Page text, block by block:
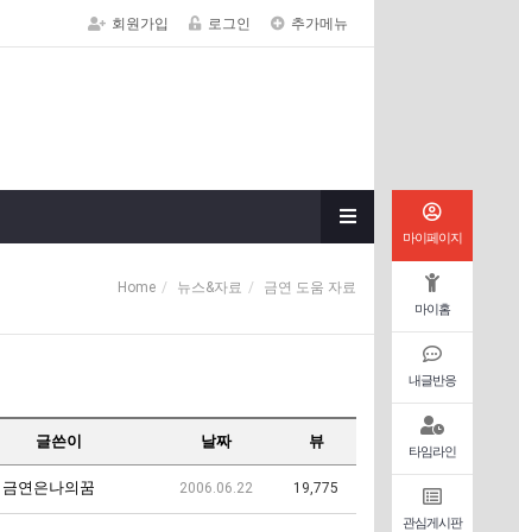
회원가입 로그인 추가메뉴
Home 뉴스&자료 금연 도움 자료
마이페이지
마이홈
내글반응
타임라인
관심게시판
글쓴이 날짜 뷰
금연은나의꿈 2006.06.22 19,775